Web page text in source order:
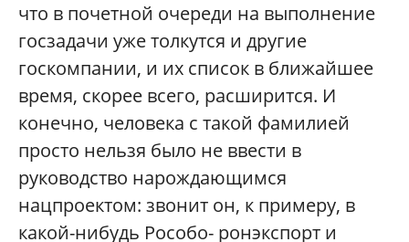
что в почетной очереди на выполнение
госзадачи уже толкутся и другие
госкомпании, и их список в ближайшее
время, скорее всего, расширится. И
конечно, человека с такой фамилией
просто нельзя было не ввести в
руководство нарождающимся
нацпроектом: звонит он, к примеру, в
какой-нибудь Рособо- ронэкспорт и